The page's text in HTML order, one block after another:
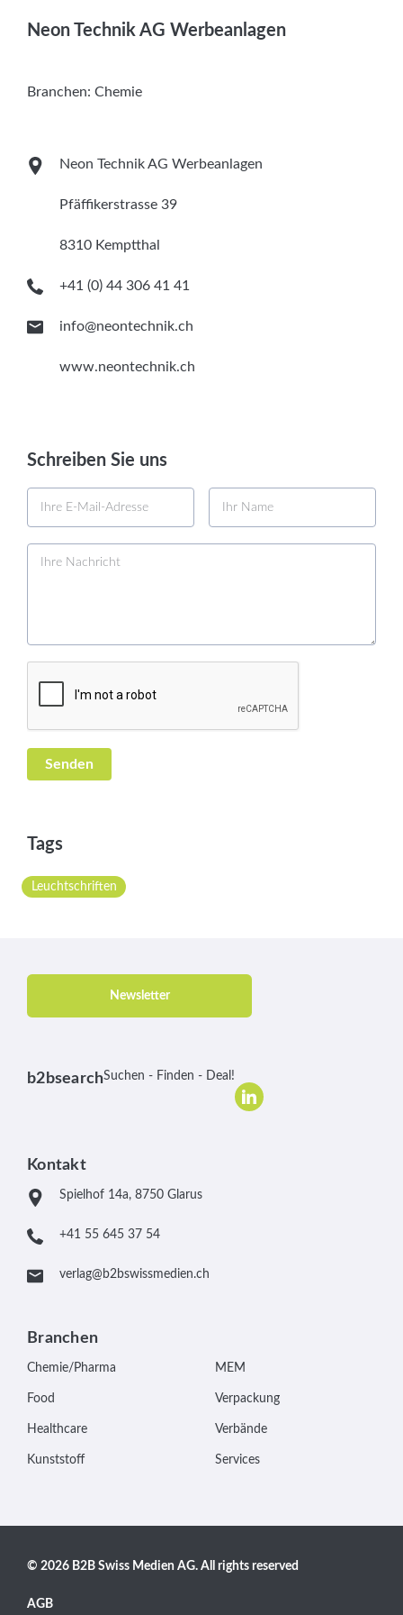
Neon Technik AG Werbeanlagen
Branchen: Chemie
Neon Technik AG Werbeanlagen
Pfäffikerstrasse 39
8310 Kemptthal
+41 (0) 44 306 41 41
info@neontechnik.ch
www.neontechnik.ch
Schreiben Sie uns
Tags
Leuchtschriften
Newsletter
b2bsearchSuchen - Finden - Deal!
Kontakt
Spielhof 14a, 8750 Glarus
+41 55 645 37 54
verlag@b2bswissmedien.ch
Branchen
Chemie/Pharma
Food
Healthcare
Kunststoff
MEM
Verpackung
Verbände
Services
© 2026 B2B Swiss Medien AG. All rights reserved
AGB